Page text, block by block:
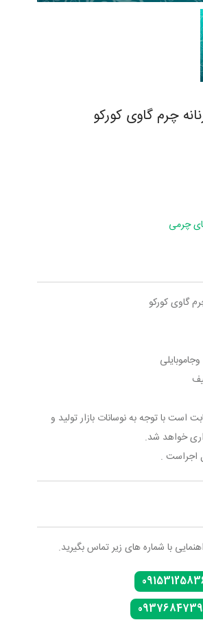
چرم گاوی کورکو
چرمی
گاوی کورکو
است با توجه به نوسانات بازار تولید و
خواهد شد.
اجراست .
با شماره های زیر تماس بگیرید.